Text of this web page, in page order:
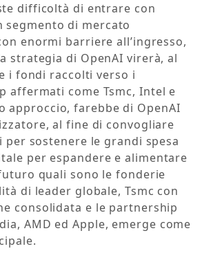
difficoltà di entrare con
segmento di mercato
enormi barriere all’ingresso,
strategia di OpenAI virerà, al
i fondi raccolti verso i
affermati come Tsmc, Intel e
approccio, farebbe di OpenAI
al fine di convogliare
sostenere le grandi spesa
per espandere e alimentare
quali sono le fonderie
di leader globale, Tsmc con
consolidata e le partnership
AMD ed Apple, emerge come